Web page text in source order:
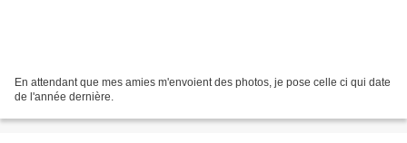
En attendant que mes amies m'envoient des photos, je pose celle ci qui date
de l'année dernière.